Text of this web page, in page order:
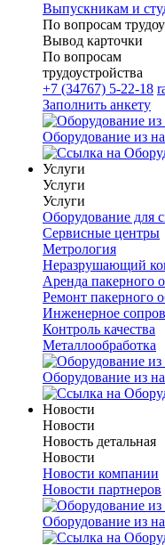
Выпускникам и
По вопросам
Вывод карточки
По вопросам
трудоустройства
+7 (34767) 5-22-18
Заполнить анкету
Оборудование из
Услуги
Услуги
Услуги
Оборудование для
Сервисные центры
Метрология
Неразрушающий
Аренда пакерного
Ремонт пакерного
Инженерное
Контроль качества
Металлообработка
Оборудование из
Новости
Новости
Новость детальная
Новости
Новости компании
Новости партнеров
Оборудование из